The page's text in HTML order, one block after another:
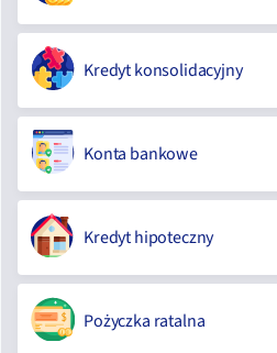
Kredyt konsolidacyjny
Konta bankowe
Kredyt hipoteczny
Pożyczka ratalna